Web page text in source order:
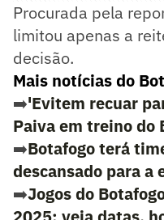
Procurada pela
limitou apenas a
decisão.
Mais notícias do
➡️'Evitem recuar
Paiva em treino do
➡️Botafogo terá
descansado para a
➡️Jogos do